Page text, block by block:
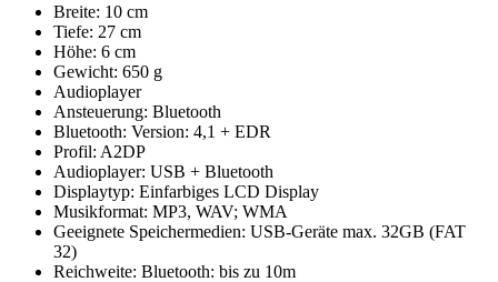
Breite: 10 cm
Tiefe: 27 cm
Höhe: 6 cm
Gewicht: 650 g
Audioplayer
Ansteuerung: Bluetooth
Bluetooth: Version: 4,1 + EDR
Profil: A2DP
Audioplayer: USB + Bluetooth
Displaytyp: Einfarbiges LCD Display
Musikformat: MP3, WAV; WMA
Geeignete Speichermedien: USB-Geräte max. 32GB (FAT
32)
Reichweite: Bluetooth: bis zu 10m